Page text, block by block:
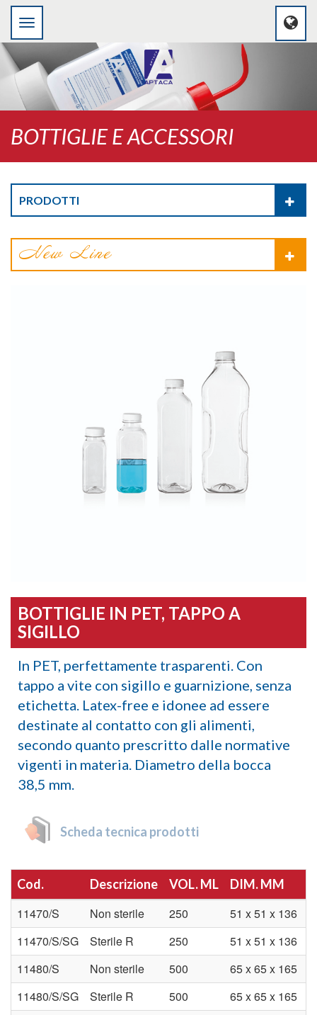
BOTTIGLIE E ACCESSORI
PRODOTTI
BOTTIGLIE IN PET, TAPPO A
SIGILLO
In PET, perfettamente trasparenti. Con
tappo a vite con sigillo e guarnizione, senza
etichetta. Latex-free e idonee ad essere
destinate al contatto con gli alimenti,
secondo quanto prescritto dalle normative
vigenti in materia. Diametro della bocca
38,5 mm.
Scheda tecnica prodotti
Cod. Descrizione VOL. ML DIM. MM
11470/S Non sterile 250
51 x 51 x 136
11470/S/SG
Sterile R 250
51 x 51 x 136
11480/S
Non sterile 500
65 x 65 x 165
11480/S/SG
Sterile R 500
65 x 65 x 165